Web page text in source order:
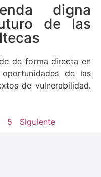
digna
de las
de forma directa en
de las
de vulnerabilidad.
5 Siguiente